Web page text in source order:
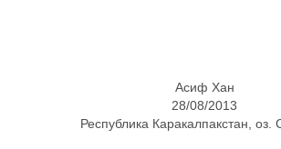
Асиф Хан
28/08/2013
Республика Каракалпакстан, оз.